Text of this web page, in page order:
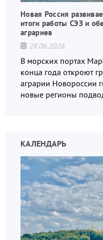
Новая Россия
итоги работы СЭЗ и
аграриев
28.06.2026
В морских портах
конца года откроют
аграрии Новороссии
новые регионы
КАЛЕНДАРЬ